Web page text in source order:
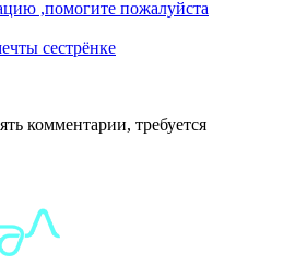
,помогите пожалуйста
сестрёнке
комментарии, требуется